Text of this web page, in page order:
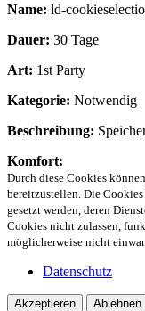
Name: ld-
Dauer: 30 Tage
Art: 1st Party
Kategorie: Notwendig
Beschreibung:
Komfort:
Durch diese Cookies
bereitzustellen. Die
gesetzt werden, deren
Cookies nicht zulassen,
möglicherweise nicht
Datenschutz
Akzeptieren Ablehnen